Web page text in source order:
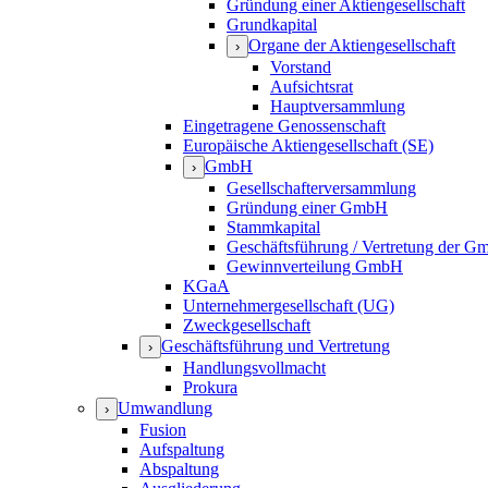
Gründung einer Aktiengesellschaft
Grundkapital
› Organe der Aktiengesellschaft
Vorstand
Aufsichtsrat
Hauptversammlung
Eingetragene Genossenschaft
Europäische Aktiengesellschaft (SE)
› GmbH
Gesellschafterversammlung
Gründung einer GmbH
Stammkapital
Geschäftsführung / Vertretung der
Gewinnverteilung GmbH
KGaA
Unternehmergesellschaft (UG)
Zweckgesellschaft
› Geschäftsführung und Vertretung
Handlungsvollmacht
Prokura
› Umwandlung
Fusion
Aufspaltung
Abspaltung